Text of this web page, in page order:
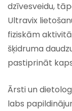
dzīvesveidu,
Ultravix
fiziskām
šķidruma
pastiprināt
Ārsti un
labs